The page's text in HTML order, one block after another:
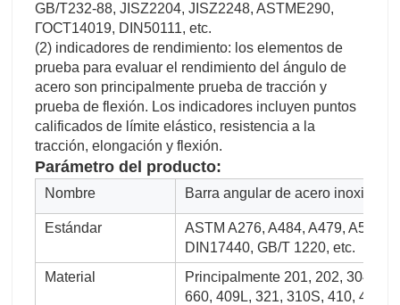
GB/T232-88, JISZ2204, JISZ2248, ASTME290,
ГОСТ14019, DIN50111, etc.
(2) indicadores de rendimiento: los elementos de
prueba para evaluar el rendimiento del ángulo de
acero son principalmente prueba de tracción y
prueba de flexión. Los indicadores incluyen puntos
calificados de límite elástico, resistencia a la
tracción, elongación y flexión.
Parámetro del producto:
Nombre Barra angular de acero inoxidable
Estándar
ASTM A276, A484, A479, A580,
DIN17440, GB/T 1220, etc.
Material
Principalmente 201, 202, 304,
660, 409L, 321, 310S, 410, 416,